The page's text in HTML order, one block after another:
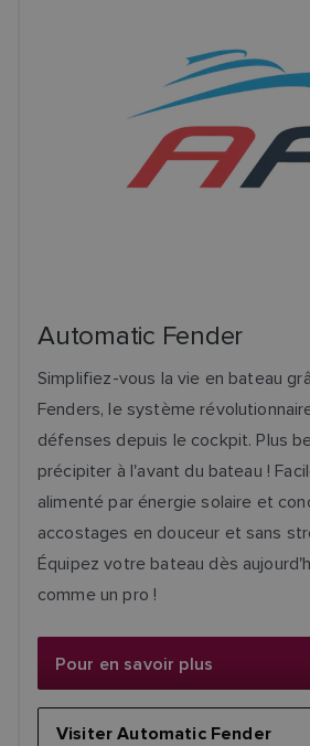
Automatic Fender
Simplifiez-vous la vie en bateau
Fenders, le système
défenses depuis le cockpit. Plus
précipiter à l'avant du bateau !
alimenté par énergie solaire et
accostages en douceur et sans
Équipez votre bateau dès
comme un pro !
Pour en savoir plus
Visiter Automatic Fender